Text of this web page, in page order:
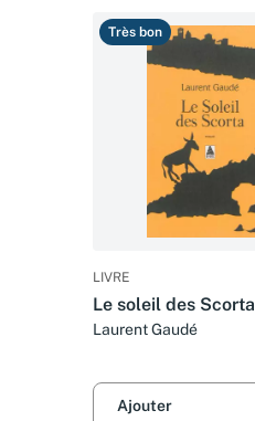
Très bon
LIVRE
Le soleil des Scorta
Laurent Gaudé
Ajouter